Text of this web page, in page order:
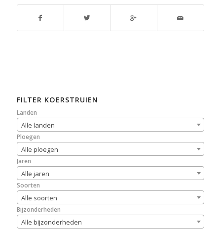
FILTER KOERSTRUIEN
Landen
Alle landen
Ploegen
Alle ploegen
Jaren
Alle jaren
Soorten
Alle soorten
Bijzonderheden
Alle bijzonderheden